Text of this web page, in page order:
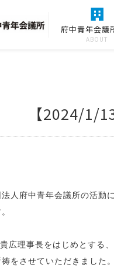
府中青年会議
ABOUT
【2024/1/
人府中青年会議所の活動
広理事長をはじめとする
をさせていただきました。